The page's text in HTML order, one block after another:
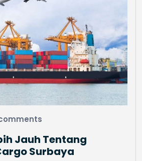
Jauh Tentang
Surbaya